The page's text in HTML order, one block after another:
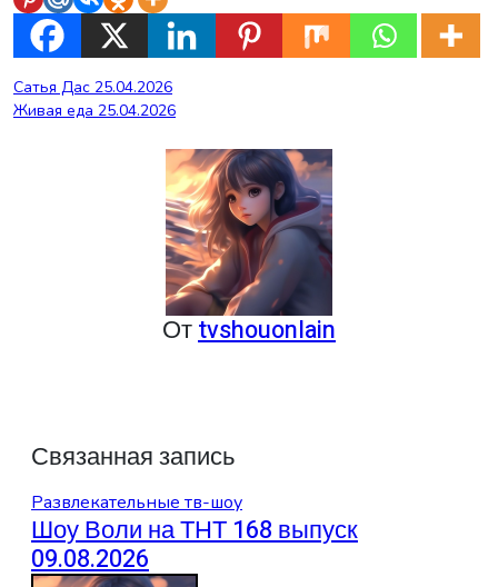
Навигация
по
Сатья Дас 25.04.2026
Живая еда 25.04.2026
Отtvshouonlain
Связанная запись
Развлекательные тв-шоу
Шоу Воли на ТНТ 168 выпуск
09.08.2026